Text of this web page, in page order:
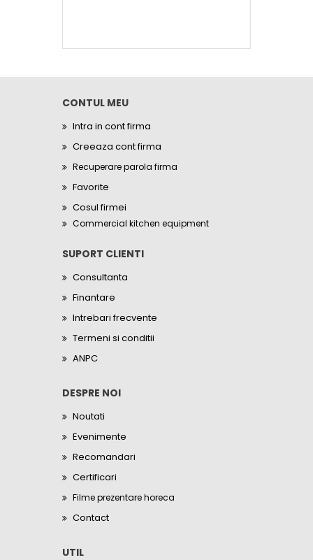
CONTUL MEU
Intra in cont firma
Creeaza cont firma
Recuperare parola firma
Favorite
Cosul firmei
Commercial kitchen equipment
SUPORT CLIENTI
Consultanta
Finantare
Intrebari frecvente
Termeni si conditii
ANPC
DESPRE NOI
Noutati
Evenimente
Recomandari
Certificari
Filme prezentare horeca
Contact
UTIL